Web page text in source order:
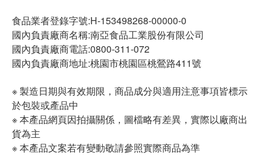
食品業者登錄字號:H-153498268-00000-0
國內負責廠商名稱:南亞食品工業股份有限公司
國內負責廠商電話:0800-311-072
國內負責廠商地址:桃園市桃園區桃鶯路411號
※ 製造日期與有效期限，商品成分與適用注意事項皆標示
於包裝或產品中
※ 本產品網頁因拍攝關係，圖檔略有差異，實際以廠商出
貨為主
※ 本產品文案若有變動敬請參照實際商品為準